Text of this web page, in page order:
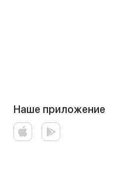
Наше приложение